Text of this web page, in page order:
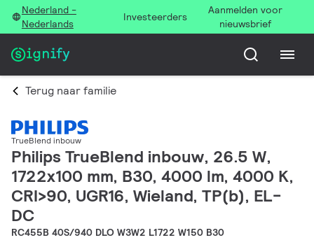
Nederland -
Nederlands
Investeerders
Aanmelden voor
nieuwsbrief
Terug naar familie
TrueBlend inbouw
Philips TrueBlend inbouw, 26.5 W,
1722x100 mm, B30, 4000 lm, 4000 K,
CRI>90, UGR16, Wieland, TP(b), EL-
DC
RC455B 40S/940 DLO W3W2 L1722 W150 B30